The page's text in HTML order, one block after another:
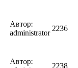
Автор:
administrator
2236
Автор:
2238